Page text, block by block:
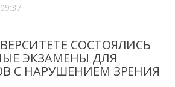
СОСТОЯЛИСЬ
ЭКЗАМЕНЫ ДЛЯ
С НАРУШЕНИЕМ ЗРЕНИЯ